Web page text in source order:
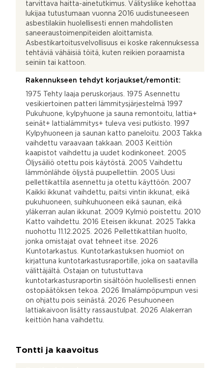
tarvittava haitta-ainetutkimus. Välitysliike kehottaa
lukijaa tutustumaan vuonna 2016 uudistuneeseen
asbestilakiin huolellisesti ennen mahdollisten
saneeraustoimenpiteiden aloittamista.
Asbestikartoitusvelvollisuus ei koske rakennuksessa
tehtäviä vähäisiä töitä, kuten reikien poraamista
seiniin tai kattoon.
Rakennukseen tehdyt korjaukset/remontit:
1975 Tehty laaja peruskorjaus. 1975 Asennettu
vesikiertoinen patteri lämmitysjärjestelmä 1997
Pukuhuone, kylpyhuone ja sauna remontoitu, lattia+
seinät+ lattialämmitys+ tuleva vesi putkisto. 1997
Kylpyhuoneen ja saunan katto paneloitu. 2003 Takka
vaihdettu varaavaan takkaan. 2003 Keittiön
kaapistot vaihdettu ja uudet kodinkoneet. 2005
Öljysäiliö otettu pois käytöstä. 2005 Vaihdettu
lämmönlähde öljystä puupellettiin. 2005 Uusi
pellettikattila asennettu ja otettu käyttöön. 2007
Kaikki ikkunat vaihdettu, paitsi vintin ikkunat, eikä
pukuhuoneen, suihkuhuoneen eikä saunan, eikä
yläkerran aulan ikkunat. 2009 Kylmiö poistettu. 2010
Katto vaihdettu. 2016 Eteisen ikkunat. 2025 Takka
nuohottu 11.12.2025. 2026 Pellettikattilan huolto,
jonka omistajat ovat tehneet itse. 2026
Kuntotarkastus. Kuntotarkastuksen huomiot on
kirjattuna kuntotarkastusraportille, joka on saatavilla
välittäjältä. Ostajan on tutustuttava
kuntotarkastusraportin sisältöön huolellisesti ennen
ostopäätöksen tekoa. 2026 Ilmalämpöpumpun vesi
on ohjattu pois seinästä. 2026 Pesuhuoneen
lattiakaivoon lisätty rassaustulpat. 2026 Alakerran
keittiön hana vaihdettu.
Tontti ja kaavoitus